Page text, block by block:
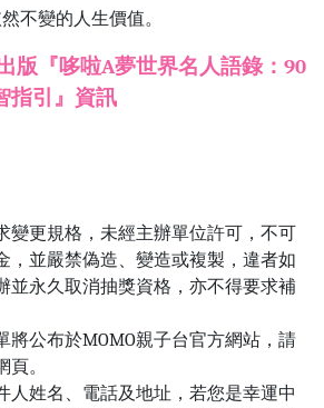
不變的人生價值。
版『哆啦A夢世界名人語錄：90
指引』資訊
變更規格，未經主辦單位許可，不可
，並嚴禁偽造、變造或複製，違者如
並永久取消抽獎資格，亦不得要求補
將公布於MOMO親子台官方網站，請
。
人姓名、電話及地址，若您是幸運中